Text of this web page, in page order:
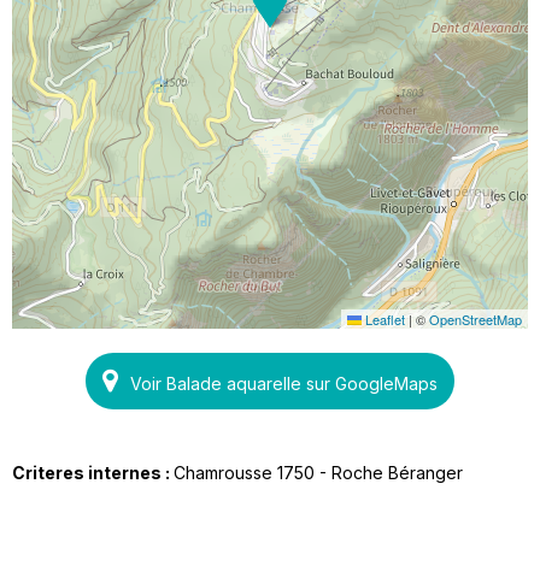
Leaflet | ©OpenStreetMap
Voir Balade aquarelle sur GoogleMaps
Criteres internes : Chamrousse 1750 - Roche Béranger